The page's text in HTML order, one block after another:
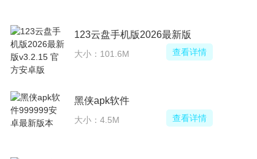
腾讯start云游戏TV版安装包
大小：42.7M 查看详情
蛋蛋分享库1.1.4安装包
大小：11.1M 查看详情